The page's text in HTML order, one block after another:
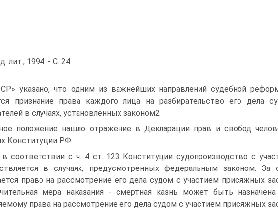
лит., 1994. - С. 24.
указано, что одним из важнейших направлений судебной
признание права каждого лица на разбирательство его дела
в случаях, установленных законом2.
положение нашло отражение в Декларации прав и свобод
Конституции РФ.
в соответствии с ч. 4 ст. 123 Конституции судопроизводство с
в случаях, предусмотренных федеральным законом.
право на рассмотрение его дела судом с участием присяжных
мера наказания - смертная казнь может быть
права на рассмотрение его дела судом с участием присяжных